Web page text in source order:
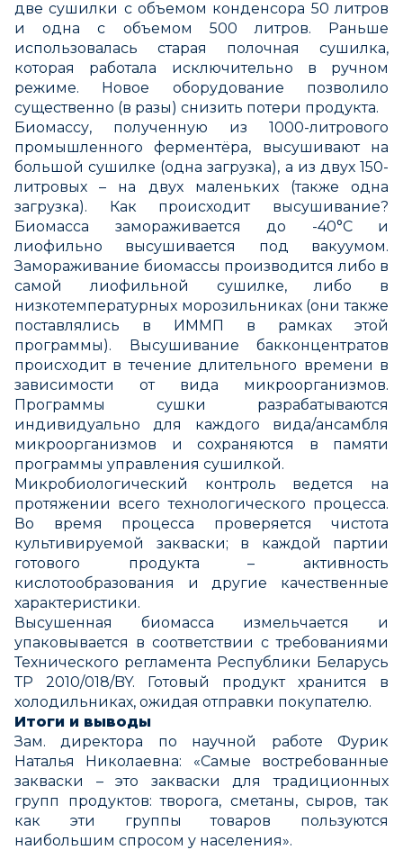
две сушилки с объемом конденсора 50 литров
и одна с объемом 500 литров. Раньше
использовалась старая полочная сушилка,
которая работала исключительно в ручном
режиме. Новое оборудование позволило
существенно (в разы) снизить потери продукта.
Биомассу, полученную из 1000-литрового
промышленного ферментёра, высушивают на
большой сушилке (одна загрузка), а из двух 150-
литровых – на двух маленьких (также одна
загрузка). Как происходит высушивание?
Биомасса замораживается до -40°С и
лиофильно высушивается под вакуумом.
Замораживание биомассы производится либо в
самой лиофильной сушилке, либо в
низкотемпературных морозильниках (они также
поставлялись в ИММП в рамках этой
программы). Высушивание бакконцентратов
происходит в течение длительного времени в
зависимости от вида микроорганизмов.
Программы сушки разрабатываются
индивидуально для каждого вида/ансамбля
микроорганизмов и сохраняются в памяти
программы управления сушилкой.
Микробиологический контроль ведется на
протяжении всего технологического процесса.
Во время процесса проверяется чистота
культивируемой закваски; в каждой партии
готового продукта – активность
кислотообразования и другие качественные
характеристики.
Высушенная биомасса измельчается и
упаковывается в соответствии с требованиями
Технического регламента Республики Беларусь
ТР 2010/018/BY. Готовый продукт хранится в
холодильниках, ожидая отправки покупателю.
Итоги и выводы
Зам. директора по научной работе Фурик
Наталья Николаевна: «Самые востребованные
закваски – это закваски для традиционных
групп продуктов: творога, сметаны, сыров, так
как эти группы товаров пользуются
наибольшим спросом у населения».